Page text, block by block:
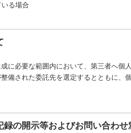
る場合
に必要な範囲内において、第三者へ個
備された委託先を選定するとともに、
の開示等およびお問い合わせ